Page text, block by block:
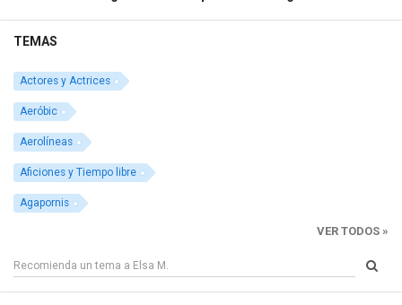
TEMAS
Actores y Actrices
Aeróbic
Aerolíneas
Aficiones y Tiempo libre
Agapornis
VER TODOS »